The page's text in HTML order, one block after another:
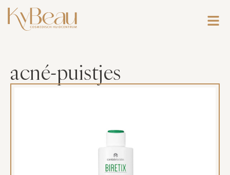
acné-puistjes